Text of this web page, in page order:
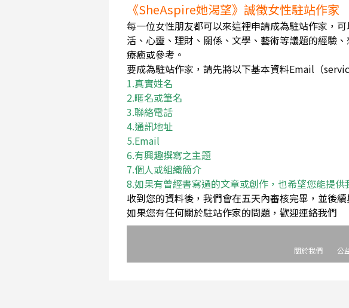
《SheAspire她渴望》誠徵女性駐站作家
每一位女性朋友都可以來這裡申請成為駐站作家，
活、心靈、理財、關係、文學、藝術等議題的經驗
療癒或參考。
要成為駐站作家，請先將以下基本資料Email（
1.真實姓名
2.暱名或筆名
3.聯絡電話
4.通訊地址
5.Email
6.有興趣撰寫之主題
7.個人或組織簡介
8.如果有曾經書寫過的文章或創作，也希望您能提供
收到您的資料後，我們會在五天內審核完畢，並後
如果您有任何關於駐站作家的問題，歡迎連絡我們
關於我們 公